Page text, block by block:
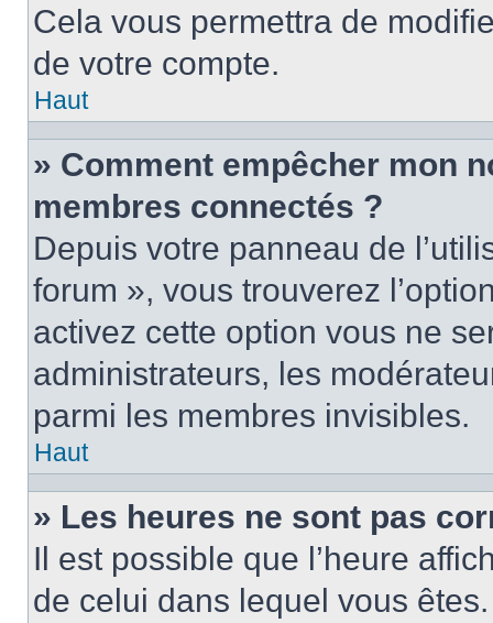
Cela vous permettra de
de votre compte.
Haut
» Comment empêcher mon
membres connectés ?
Depuis votre panneau de
forum », vous trouverez
activez cette option vous ne
administrateurs, les
parmi les membres invisibles.
Haut
» Les heures ne sont pas
Il est possible que l’heure
de celui dans lequel vous